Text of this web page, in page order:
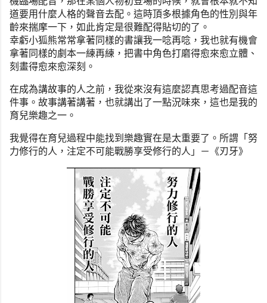
道要用什麼人格的聲音去配。 這時頂多根據角色的性別與年
齡來揣摩一下， 如此肯定是很難配得貼切的了。
幸虧小狐熊常常拿著同樣的書讓我一唸再唸， 我也就有機會
拿著同樣的劇本一練再練， 把書中角色打磨得愈來愈立體、
刻畫得愈來愈深刻。
在成為講故事的人之前，我從來沒有這麼認真思考過配音這
件事。 故事講著講著，也就講出了一點況味來，這也是我的
育兒樂趣之一。
我覺得在育兒過程中能找到樂趣實在是太重要了。所謂「 努
力修行的人，注定不可能戰勝享受修行的人」－《刃牙》